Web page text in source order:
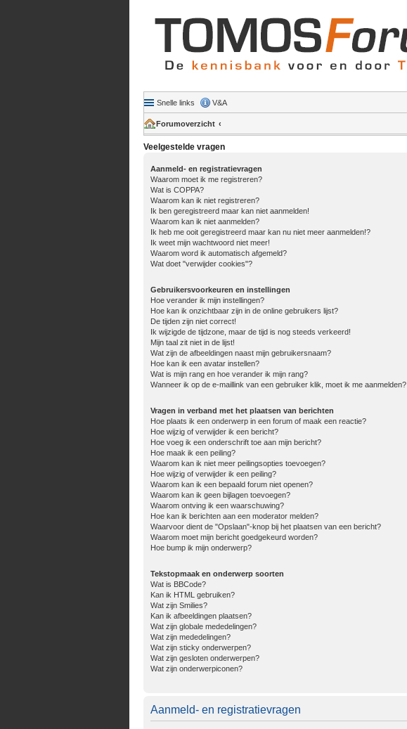
Snelle links V&A
Forumoverzicht
Veelgestelde vragen
Aanmeld- en registratievragen
Waarom moet ik me registreren?
Wat is COPPA?
Waarom kan ik niet registreren?
Ik ben geregistreerd maar kan niet aanmelden!
Waarom kan ik niet aanmelden?
Ik heb me ooit geregistreerd maar kan nu niet meer aanmelden!?
Ik weet mijn wachtwoord niet meer!
Waarom word ik automatisch afgemeld?
Wat doet "verwijder cookies"?
Gebruikersvoorkeuren en instellingen
Hoe verander ik mijn instellingen?
Hoe kan ik onzichtbaar zijn in de online gebruikers lijst?
De tijden zijn niet correct!
Ik wijzigde de tijdzone, maar de tijd is nog steeds verkeerd!
Mijn taal zit niet in de lijst!
Wat zijn de afbeeldingen naast mijn gebruikersnaam?
Hoe kan ik een avatar instellen?
Wat is mijn rang en hoe verander ik mijn rang?
Wanneer ik op de e-maillink van een gebruiker klik, moet ik me aanmelden?
Vragen in verband met het plaatsen van berichten
Hoe plaats ik een onderwerp in een forum of maak een reactie?
Hoe wijzig of verwijder ik een bericht?
Hoe voeg ik een onderschrift toe aan mijn bericht?
Hoe maak ik een peiling?
Waarom kan ik niet meer peilingsopties toevoegen?
Hoe wijzig of verwijder ik een peiling?
Waarom kan ik een bepaald forum niet openen?
Waarom kan ik geen bijlagen toevoegen?
Waarom ontving ik een waarschuwing?
Hoe kan ik berichten aan een moderator melden?
Waarvoor dient de "Opslaan"-knop bij het plaatsen van een bericht?
Waarom moet mijn bericht goedgekeurd worden?
Hoe bump ik mijn onderwerp?
Tekstopmaak en onderwerp soorten
Wat is BBCode?
Kan ik HTML gebruiken?
Wat zijn Smilies?
Kan ik afbeeldingen plaatsen?
Wat zijn globale mededelingen?
Wat zijn mededelingen?
Wat zijn sticky onderwerpen?
Wat zijn gesloten onderwerpen?
Wat zijn onderwerpiconen?
Aanmeld- en registratievragen